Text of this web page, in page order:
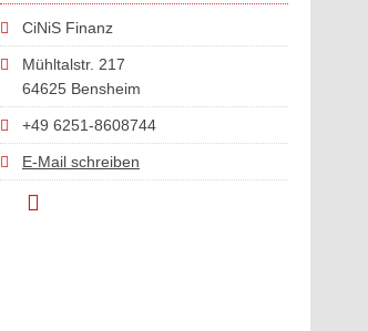
CiNiS Finanz
Mühltalstr. 217
64625 Bensheim
+49 6251-8608744
E-Mail schreiben